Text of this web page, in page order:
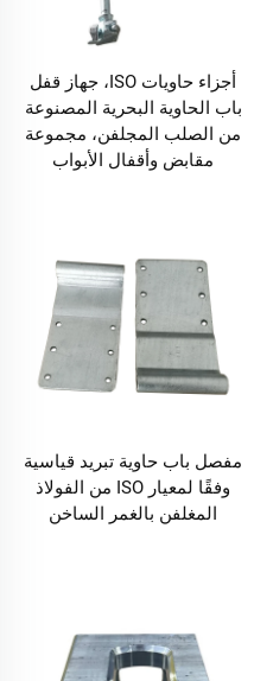
أجزاء حاويات ISO، جهاز قفل
باب الحاوية البحرية المصنوعة
من الصلب المجلفن، مجموعة
مقابض وأقفال الأبواب
مفصل باب حاوية تبريد قياسية
وفقًا لمعيار ISO من الفولاذ
المغلفن بالغمر الساخن